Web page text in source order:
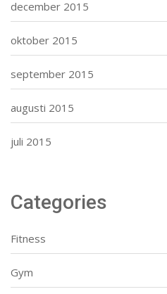
december 2015
oktober 2015
september 2015
augusti 2015
juli 2015
Categories
Fitness
Gym